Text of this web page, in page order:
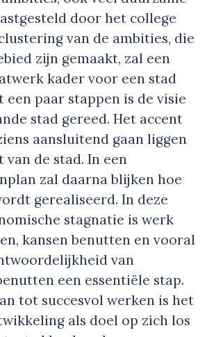
door het college
van de ambities, die
zijn gemaakt, zal een
kader voor een stad
een paar stappen is de visie
stad gereed. Het accent
aansluitend gaan liggen
de stad. In een
zal daarna blijken hoe
gerealiseerd. In deze
stagnatie is werk
kansen benutten en vooral
van
een essentiële stap.
tot succesvol werken is het
als doel op zich los